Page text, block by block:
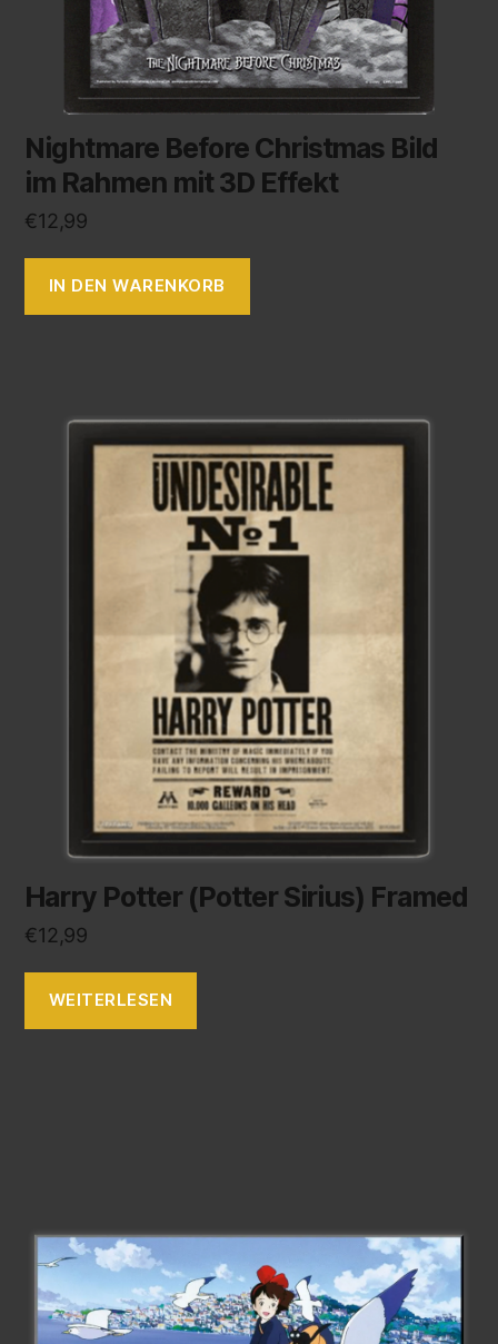
Nightmare Before Christmas Bild
im Rahmen mit 3D Effekt
€12,99
IN DEN WARENKORB
Harry Potter (Potter Sirius) Framed
€12,99
WEITERLESEN